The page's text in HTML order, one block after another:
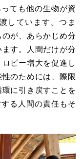
ても他の生物が資
しています。つま
が、あらかじめ分
す。人間だけが分
ピー増大を促進し
のためには、際限
に引き戻すことを
る人間の責任もそ